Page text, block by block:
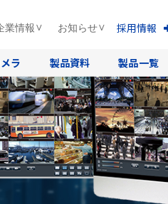
ラ 製品資料 製品一覧
業情報 お知らせ 採用情報